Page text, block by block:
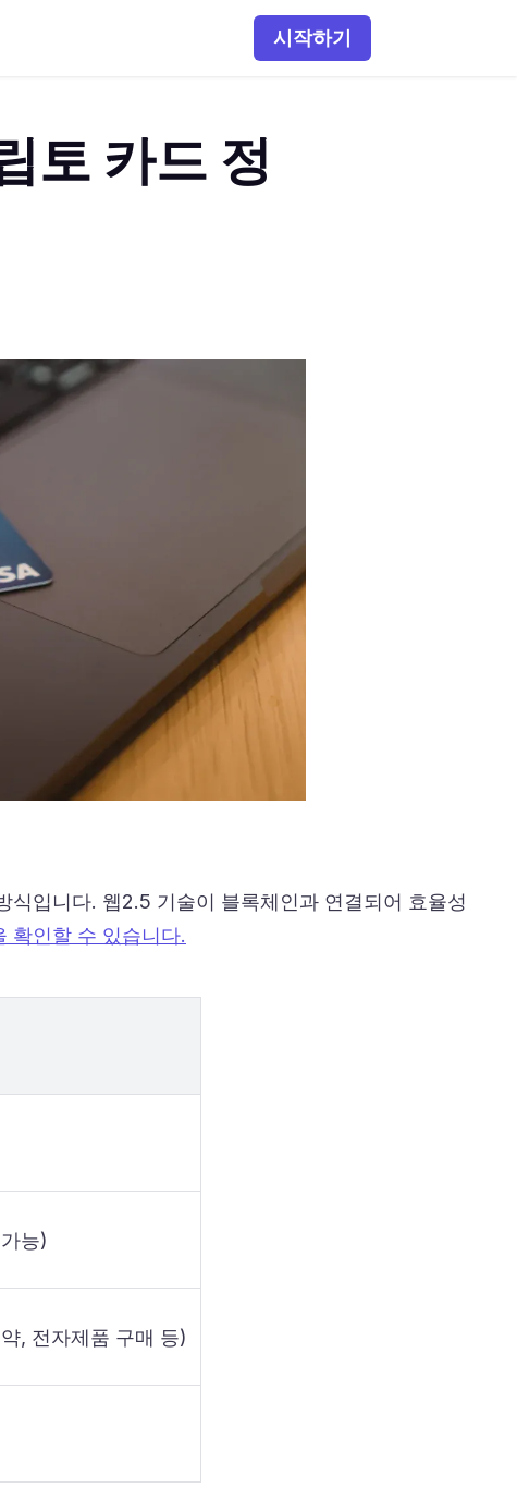
시작하기
토 카드 정
입니다. 웹2.5 기술이 블록체인과 연결되어 효율성
확인할 수 있습니다.
능)
, 전자제품 구매 등)